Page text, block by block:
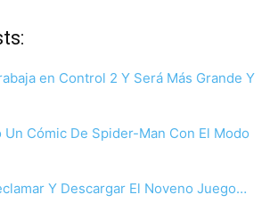
en Control 2 Y Será Más Grande Y
Cómic De Spider-Man Con El Modo
Y Descargar El Noveno Juego…